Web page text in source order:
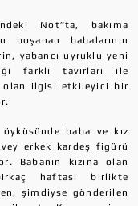
Not”ta, bakıma
boşanan babalarının
yabancı uyruklu yeni
farklı tavırları ile
olan ilgisi etkileyici bir
öyküsünde baba ve kız
erkek kardeş figürü
Babanın kızına olan
haftası birlikte
şimdiyse gönderilen